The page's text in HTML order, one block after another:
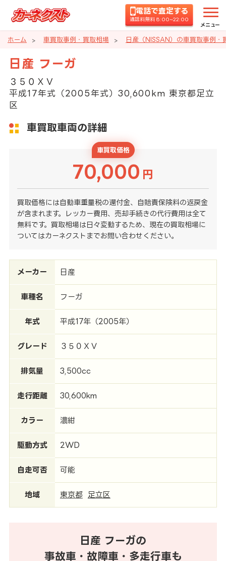
電話で査定する
通話料無料 8:00~22:00
メニュー
ホーム 車買取事例・買取相場 日産（NISSAN）の車買取事例・
日産 フーガ
３５０ＸＶ
平成17年式（2005年式）30,600km 東京都足立
区
車買取車両の詳細
車買取価格
70,000 円
買取価格には自動車重量税の還付金、自賠責保険料の返戻金
が含まれます。レッカー費用、売却手続きの代行費用は全て
無料です。買取相場は日々変動するため、現在の買取相場に
ついてはカーネクストまでお問い合わせください。
メーカー 日産
車種名 フーガ
年式 平成17年（2005年）
グレード ３５０ＸＶ
排気量 3,500cc
走行距離 30,600km
カラー 濃紺
駆動方式 2WD
自走可否 可能
地域 東京都 足立区
日産 フーガの
事故車・故障車・多走行車も